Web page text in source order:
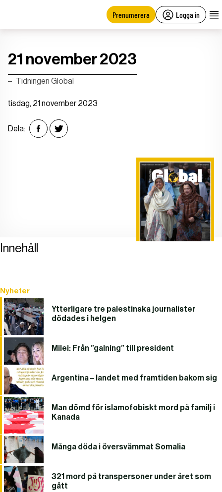
Prenumerera Logga in
21 november 2023
Tidningen Global
tisdag, 21 november 2023
Dela:
Innehåll
Nyheter
Ytterligare tre palestinska journalister
dödades i helgen
Milei: Från ”galning” till president
Argentina – landet med framtiden bakom sig
Man dömd för islamofobiskt mord på familj i
Kanada
Många döda i översvämmat Somalia
321 mord på transpersoner under året som
gått